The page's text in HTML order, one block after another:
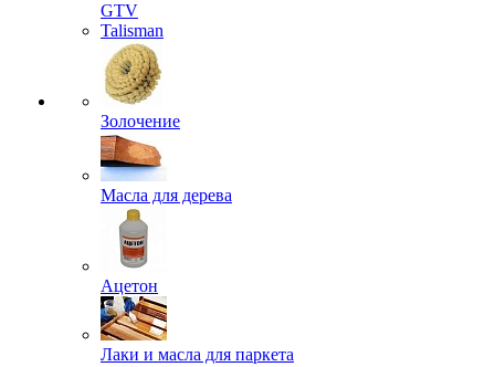
GTV
Talisman
Золочение
Масла для дерева
Ацетон
Лаки и масла для паркета